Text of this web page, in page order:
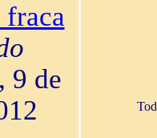
, 9 de